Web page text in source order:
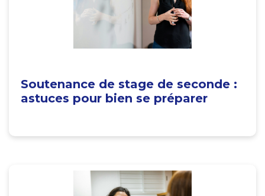
Soutenance de stage de seconde :
astuces pour bien se préparer